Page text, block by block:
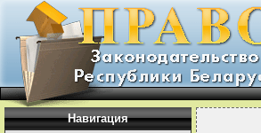
Навигация